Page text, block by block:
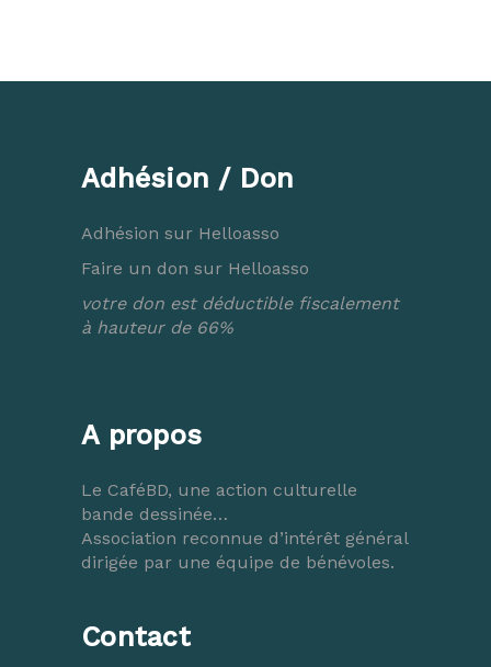
Adhésion / Don
Adhésion sur Helloasso
Faire un don sur Helloasso
votre don est déductible fiscalement
à hauteur de 66%
A propos
Le CaféBD, une action culturelle
bande dessinée…
Association reconnue d’intérêt général
dirigée par une équipe de bénévoles.
Contact